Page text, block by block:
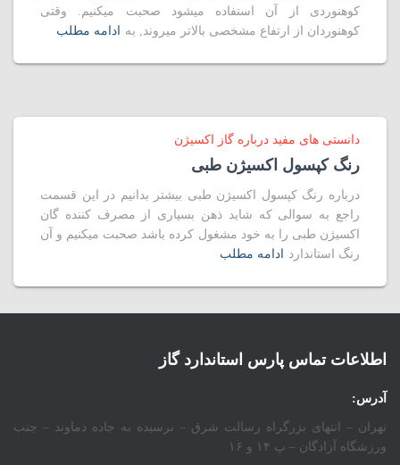
کوهنوردی از آن استفاده میشود صحبت میکنیم. وقتی
کوهنوردان از ارتفاع مشخصی بالاتر میروند, به
ادامه مطلب
دانستی های مفید درباره گاز اکسیژن
رنگ کپسول اکسیژن طبی
درباره رنگ کپسول اکسیژن طبی بیشتر بدانیم در این قسمت
راجع به سوالی که شاید ذهن بسیاری از مصرف کننده گان
اکسیژن طبی را به خود مشغول کرده باشد صحبت میکنیم و آن
رنگ استاندارد
ادامه مطلب
اطلاعات تماس پارس استاندارد گاز
آدرس:
تهران – انتهای بزرگراه رسالت شرق – نرسیده به جاده دماوند – جنب
ورزشگاه آزادگان – پ ۱۴ و ۱۶